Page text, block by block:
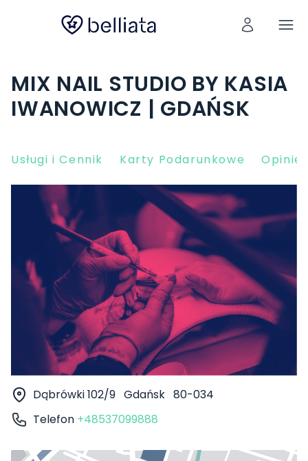
MIX NAIL STUDIO BY KASIA
IWANOWICZ | GDAŃSK
Usługi i Cennik Karty Podarunkowe Opinie
Dąbrówki 102/9 Gdańsk 80-034
Telefon +48537099888